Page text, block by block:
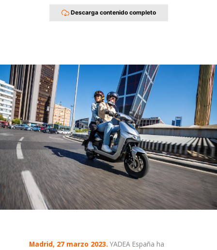
Descarga contenido completo
Madrid, 27 marzo 2023. YADEA España ha